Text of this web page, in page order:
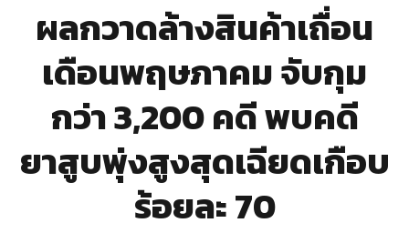
ผลกวาดล้างสินค้าเถื่อน
เดือนพฤษภาคม จับกุม
กว่า 3,200 คดี พบคดี
ยาสูบพุ่งสูงสุดเฉียดเกือบ
ร้อยละ 70